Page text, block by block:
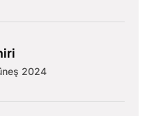
2024